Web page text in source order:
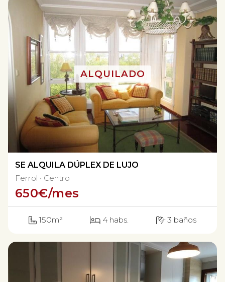
SE ALQUILA DÚPLEX DE LUJO
650€/mes
150m² 4 habs. 3 baños
Ferrol Centro